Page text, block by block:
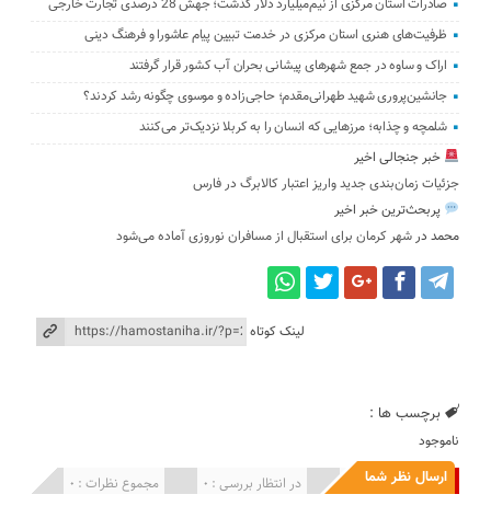
صادرات استان مرکزی از نیم‌میلیارد دلار گذشت؛ جهش 28 درصدی تجارت خارجی
ظرفیت‌های هنری استان مرکزی در خدمت تبیین پیام عاشورا و فرهنگ دینی
اراک و ساوه در جمع شهرهای پیشانی بحران آب کشور قرار گرفتند
جانشین‌پروری شهید طهرانی‌مقدم؛ حاجی‌زاده و موسوی چگونه رشد کردند؟
شلمچه و چذابه؛ مرزهایی که انسان را به کربلا نزدیک‌تر می‌کنند
خبر جنجالی اخیر
جزئیات زمان‌بندی جدید واریز اعتبار کالابرگ در فارس
پربحث‌ترین خبر اخیر
محمد درشهر کرمان برای استقبال از مسافران نوروزی آماده می‌شود
لینک کوتاه
برچسب ها :
ناموجود
ارسال نظر شما مجموع نظرات : 0 در انتظار بررسی : 0 انتشار یافته : 0